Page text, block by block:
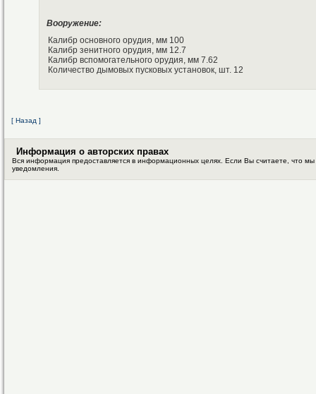
Вооружение:
Калибр основного орудия, мм 100
Калибр зенитного орудия, мм 12.7
Калибр вспомогательного орудия, мм 7.62
Количество дымовых пусковых установок, шт. 12
[ Назад ]
Информация о авторских правах
Вся информация предоставляется в информационных целях. Если Вы считаете, что
уведомления.